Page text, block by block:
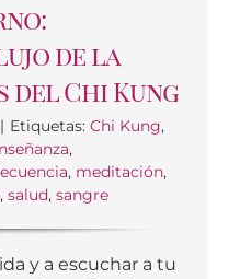
de la
del Chi Kung
| Etiquetas: Chi Kung,
,
, meditación,
, salud, sangre
y a escuchar a tu